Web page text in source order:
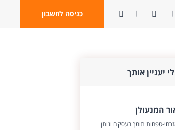
ניגודיות כניסה לחשבוןפתח חיפוש
יעניין אותך
המנעולן
טפחות תומך בעסקים ונותן